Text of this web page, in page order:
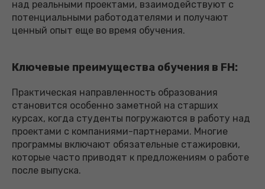
над реальными проектами, взаимодействуют с
потенциальными работодателями и получают
ценный опыт еще во время обучения.
Ключевые преимущества обучения в FH:
Практическая направленность образования
становится особенно заметной на старших
курсах, когда студенты погружаются в работу над
проектами с компаниями-партнерами. Многие
программы включают обязательные стажировки,
которые часто приводят к предложениям о работе
после выпуска.